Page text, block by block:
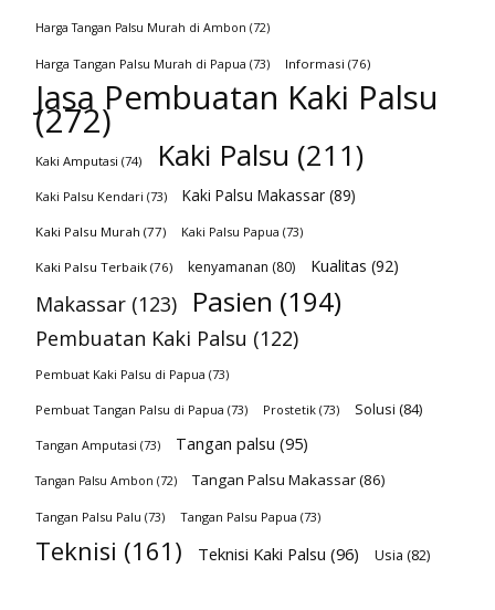
Harga Tangan Palsu Murah di Ambon (72)
Harga Tangan Palsu Murah di Papua (73) Informasi (76)
Jasa Pembuatan Kaki Palsu
(272)
Kaki Amputasi (74) Kaki Palsu (211)
Kaki Palsu Kendari (73) Kaki Palsu Makassar (89)
Kaki Palsu Murah (77) Kaki Palsu Papua (73)
Kaki Palsu Terbaik (76) kenyamanan (80) Kualitas (92)
Makassar (123) Pasien (194)
Pembuatan Kaki Palsu (122)
Pembuat Kaki Palsu di Papua (73)
Pembuat Tangan Palsu di Papua (73) Prostetik (73) Solusi (84)
Tangan Amputasi (73) Tangan palsu (95)
Tangan Palsu Ambon (72) Tangan Palsu Makassar(86)
Tangan Palsu Palu (73) Tangan Palsu Papua (73)
Teknisi (161) Teknisi Kaki Palsu (96) Usia (82)